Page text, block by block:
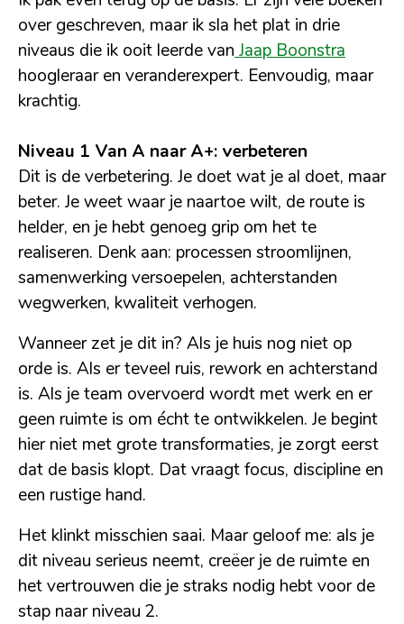
over geschreven, maar ik sla het plat in drie
niveaus die ik ooit leerde van Jaap Boonstra
hoogleraar en veranderexpert. Eenvoudig, maar
krachtig.
Niveau 1 Van A naar A+: verbeteren
Dit is de verbetering. Je doet wat je al doet, maar
beter. Je weet waar je naartoe wilt, de route is
helder, en je hebt genoeg grip om het te
realiseren. Denk aan: processen stroomlijnen,
samenwerking versoepelen, achterstanden
wegwerken, kwaliteit verhogen.
Wanneer zet je dit in? Als je huis nog niet op
orde is. Als er teveel ruis, rework en achterstand
is. Als je team overvoerd wordt met werk en er
geen ruimte is om écht te ontwikkelen. Je begint
hier niet met grote transformaties, je zorgt eerst
dat de basis klopt. Dat vraagt focus, discipline en
een rustige hand.
Het klinkt misschien saai. Maar geloof me: als je
dit niveau serieus neemt, creëer je de ruimte en
het vertrouwen die je straks nodig hebt voor de
stap naar niveau 2.